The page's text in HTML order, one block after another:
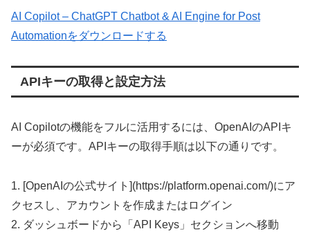
AI Copilot – ChatGPT Chatbot & AI Engine for Post
Automationをダウンロードする
APIキーの取得と設定方法
AI Copilotの機能をフルに活用するには、OpenAIのAPIキ
ーが必須です。APIキーの取得手順は以下の通りです。
1. [OpenAIの公式サイト](https://platform.openai.com/)にア
クセスし、アカウントを作成またはログイン
2. ダッシュボードから「API Keys」セクションへ移動